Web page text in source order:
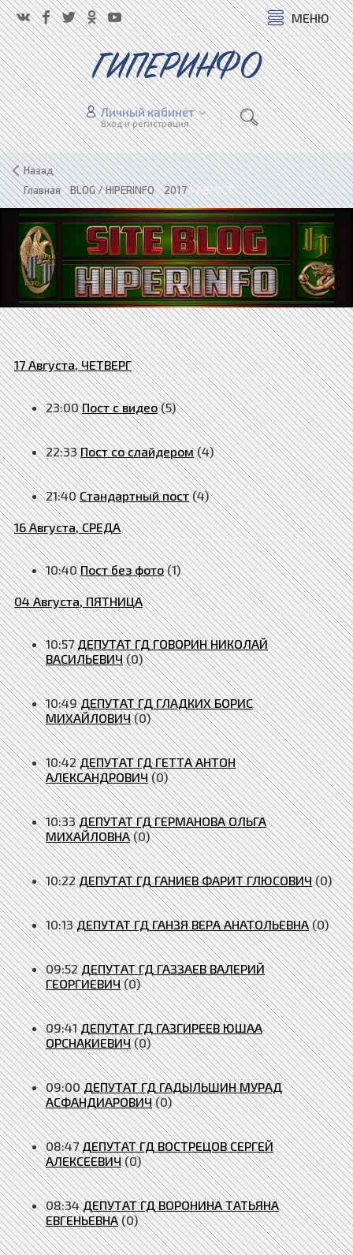
МЕНЮ
ГИПЕРИНФО
Личный кабинет
Вход и регистрация
Назад
Главная»BLOG / HIPERINFO»2017»АВГУСТ
17 Августа, ЧЕТВЕРГ
23:00 Пост с видео (5)
22:33 Пост со слайдером (4)
21:40 Стандартный пост (4)
16 Августа, СРЕДА
10:40 Пост без фото (1)
04 Августа, ПЯТНИЦА
10:57 ДЕПУТАТ ГД ГОВОРИН НИКОЛАЙ
ВАСИЛЬЕВИЧ (0)
10:49 ДЕПУТАТ ГД ГЛАДКИХ БОРИС
МИХАЙЛОВИЧ (0)
10:42 ДЕПУТАТ ГД ГЕТТА АНТОН
АЛЕКСАНДРОВИЧ (0)
10:33 ДЕПУТАТ ГД ГЕРМАНОВА ОЛЬГА
МИХАЙЛОВНА (0)
10:22 ДЕПУТАТ ГД ГАНИЕВ ФАРИТ ГЛЮСОВИЧ (0)
10:13 ДЕПУТАТ ГД ГАНЗЯ ВЕРА АНАТОЛЬЕВНА (0)
09:52 ДЕПУТАТ ГД ГАЗЗАЕВ ВАЛЕРИЙ
ГЕОРГИЕВИЧ (0)
09:41 ДЕПУТАТ ГД ГАЗГИРЕЕВ ЮШАА
ОРСНАКИЕВИЧ (0)
09:00 ДЕПУТАТ ГД ГАДЫЛЬШИН МУРАД
АСФАНДИАРОВИЧ (0)
08:47 ДЕПУТАТ ГД ВОСТРЕЦОВ СЕРГЕЙ
АЛЕКСЕЕВИЧ (0)
08:34 ДЕПУТАТ ГД ВОРОНИНА ТАТЬЯНА
ЕВГЕНЬЕВНА (0)